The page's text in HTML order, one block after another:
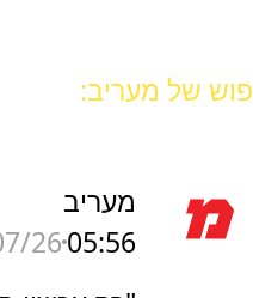
פוש של מעריב:
מעריב
05:56
26